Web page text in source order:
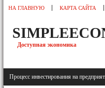
НА ГЛАВНУЮ КАРТА САЙТА
Доступная экономика
Процесс инвестирования на